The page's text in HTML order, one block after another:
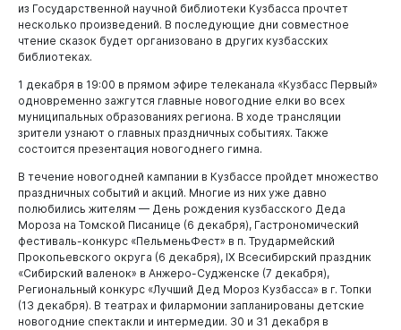
Горожанам
из Государственной научной библиотеки Кузбасса прочтет
несколько произведений. В последующие дни совместное
чтение сказок будет организовано в других кузбасских
библиотеках.
1 декабря в 19:00 в прямом эфире телеканала «Кузбасс Первый»
одновременно зажгутся главные новогодние елки во всех
муниципальных образованиях региона. В ходе трансляции
зрители узнают о главных праздничных событиях. Также
состоится презентация новогоднего гимна.
В течение новогодней кампании в Кузбассе пройдет множество
праздничных событий и акций. Многие из них уже давно
полюбились жителям — День рождения кузбасского Деда
Мороза на Томской Писанице (6 декабря), Гастрономический
фестиваль-конкурс «ПельменьФест» в п. Трудармейский
Прокопьевского округа (6 декабря), IX Всесибирский праздник
«Сибирский валенок» в Анжеро-Судженске (7 декабря),
Региональный конкурс «Лучший Дед Мороз Кузбасса» в г. Топки
(13 декабря). В театрах и филармонии запланированы детские
новогодние спектакли и интермедии. 30 и 31 декабря в